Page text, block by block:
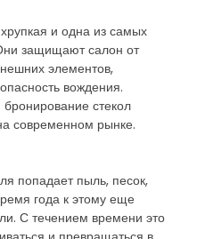
и одна из самых
защищают салон от
элементов,
вождения.
стекол
современном рынке.
попадает пыль, песок,
года к этому еще
С течением времени это